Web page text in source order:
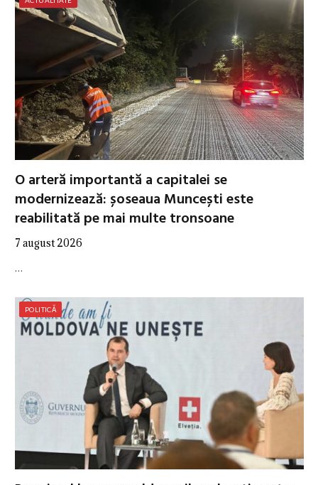
O arteră importantă a capitalei se
modernizează: șoseaua Muncești este
reabilitată pe mai multe tronsoane
7 august 2026
…
POLITICĂ